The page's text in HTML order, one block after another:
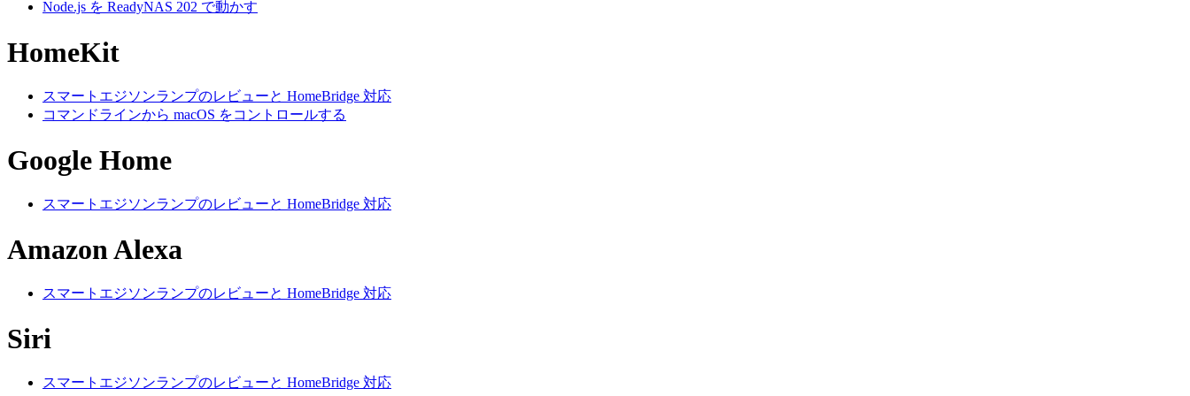
Node.js を ReadyNAS 202 で動かす
HomeKit
スマートエジソンランプのレビューと HomeBridge 対応
コマンドラインから macOS をコントロールする
Google Home
スマートエジソンランプのレビューと HomeBridge 対応
Amazon Alexa
スマートエジソンランプのレビューと HomeBridge 対応
Siri
スマートエジソンランプのレビューと HomeBridge 対応